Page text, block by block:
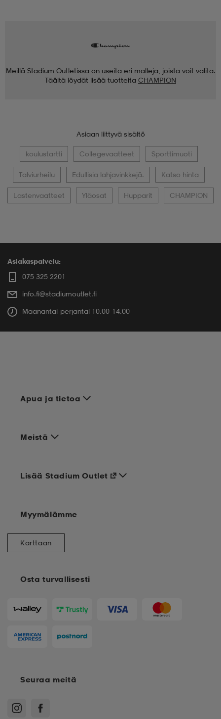
Meillä Stadium Outletissa on useita eri malleja, joista voit valita.
Täältä löydät lisää tuotteita CHAMPION
Asiaan liittyvä sisältö
koulustartti Collegevaatteet Sporttimuoti
Talviurheilu Edullisia lahjavinkkejä. Katso hinta
Lastenvaatteet Yläosat Hupparit CHAMPION
Asiakaspalvelu:
075 325 2201
info.fi@stadiumoutlet.fi
Maanantai-perjantai 10.00-14.00
Apua ja tietoa
Meistä
Osta turvallisesti
Lisää Stadium Outlet
Myymälämme
Karttaan
Seuraa meitä